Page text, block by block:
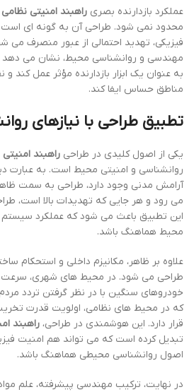
عملکرد بازدارنده بصری راهبند امنیتی نظامی
محدود نمی شود. طراحی آن به گونه ای است
فیزیکی، تهدید احتمالی از عبور منصرف می
مهندسی و روانشناسی محیط، نشان می دهد
به عنوان یک ابزار بازدارنده مؤثر عمل کند
مناطق حساس ایفا کند.
تطبیق طراحی با نیازهای
یکی از اصول کلیدی در طراحی راهبند امنیتی
روانشناسی و امنیتی محیط است. به عبارت
آرامش مدنی وجود دارد، طراحی به سمت
می رود و هر جایی که تهدیدات بالا است،
این تطبیق باعث می شود که عملکرد سیستم
محیط هماهنگ باشد.
علاوه بر ظاهر، مکانیزم داخلی و استحکام
طراحی می شود. در محیط های شهری،
خودروهای سنگین با در نظر گرفتن تردد
که در محیط های نظامی، اولویت قدرت
قرار دارد. این هوشمندی در طراحی، راهبند
تبدیل کرده است که می تواند هم امنیت
اصول روانشناسی محیطی هماهنگ باشد.
در نهایت، ترکیب مهندسی پیشرفته، علم